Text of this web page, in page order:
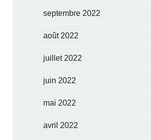
septembre 2022
août 2022
juillet 2022
juin 2022
mai 2022
avril 2022